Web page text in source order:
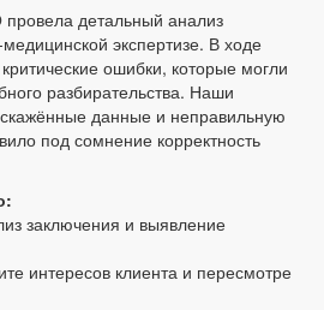
детальный анализ
экспертизе. В ходе
ошибки, которые могли
разбирательства. Наши
данные и неправильную
под сомнение корректность
заключения и выявление
интересов клиента и пересмотре